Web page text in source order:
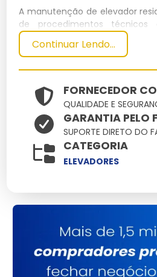
A manutenção de elevador
de procedimentos
funcionamento seguro e
Inclui inspeções regulares,
elevador e a segurança dos
Especificações
Dimensões
(cm)
Peso
(kg)
Material
Benefícios
Segurança aprimorada:
Continuar Lendo...
FORNECEDOR
QUALIDADE E
GARANTIA PELO
SUPORTE DIRETO DO
CATEGORIA
ELEVADORES